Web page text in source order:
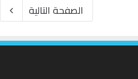
الصفحة التالية